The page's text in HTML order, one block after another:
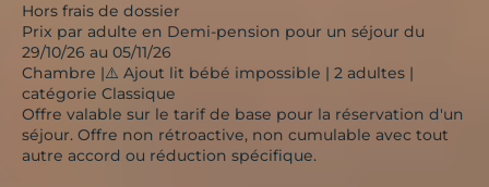
Hors frais de dossier
Prix par adulte en Demi-pension pour un séjour du
29/10/26 au 05/11/26
Chambre |⚠️ Ajout lit bébé impossible | 2 adultes |
catégorie Classique
Offre valable sur le tarif de base pour la réservation d'un
séjour. Offre non rétroactive, non cumulable avec tout
autre accord ou réduction spécifique.